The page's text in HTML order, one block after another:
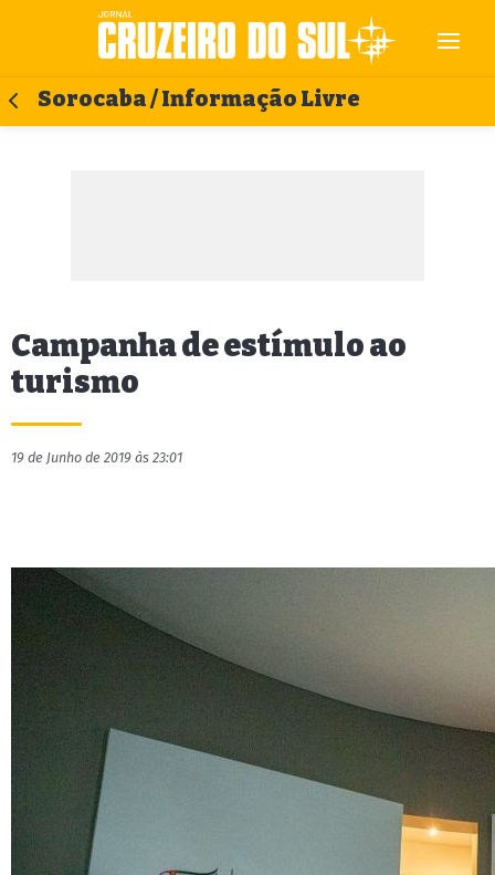
Sorocaba / Informação Livre
Campanha de estímulo ao
turismo
19 de Junho de 2019 às 23:01